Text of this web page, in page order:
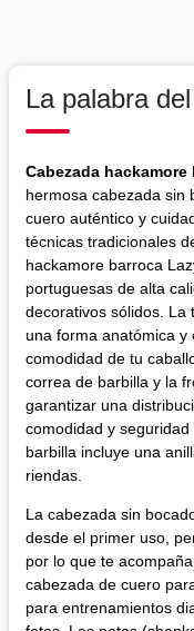
La palabra
Cabezada
hermosa cabezada sin
cuero auténtico y
técnicas tradicionales
hackamore barroca
portuguesas de alta
decorativos sólidos. La
una forma anatómica y
comodidad de tu
correa de barbilla y la
garantizar una
comodidad y
barbilla incluye una
riendas.
La cabezada sin
desde el primer uso,
por lo que te
cabezada de cuero
para entrenamientos